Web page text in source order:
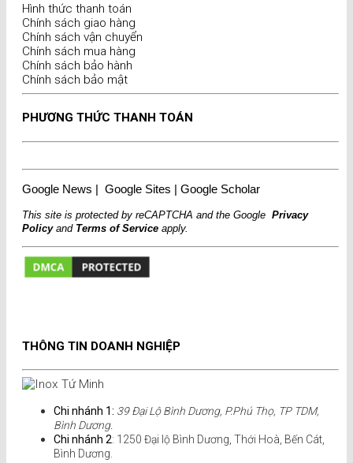
Hình thức thanh toán
Chính sách giao hàng
Chính sách vận chuyển
Chính sách mua hàng
Chính sách bảo hành
Chính sách bảo mật
PHƯƠNG THỨC THANH TOÁN
Google News | Google Sites | Google Scholar
This site is protected by reCAPTCHA and the Google Privacy
PolicyandTerms of Service apply.
THÔNG TIN DOANH NGHIỆP
Chi nhánh 1: 39 Đại Lộ Bình Dương, P.Phú Thọ, TP TDM,
Bình Dương.
Chi nhánh 2: 1250 Đại lộ Bình Dương, Thới Hoà, Bến Cát,
Bình Dương.